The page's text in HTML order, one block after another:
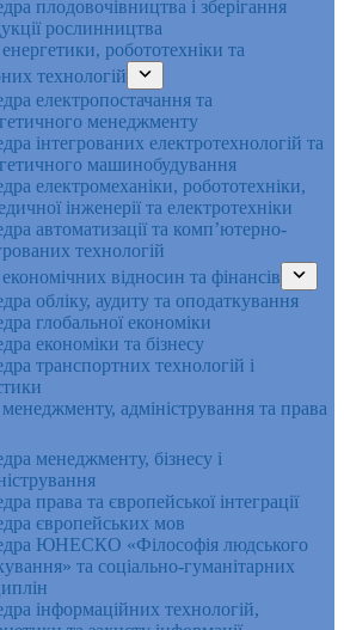
плодовочівництва і зберігання
рослинництва
робототехніки та
технологій
електропостачання та
менеджменту
інтегрованих електротехнологій та
машинобудування
електромеханіки, робототехніки,
інженерії та електротехніки
автоматизації та комп’ютерно-
технологій
відносин та фінансів
обліку, аудиту та оподаткування
глобальної економіки
економіки та бізнесу
транспортних технологій і
адміністрування та права
менеджменту, бізнесу і
права та європейської інтеграції
європейських мов
ЮНЕСКО «Філософія людського
та соціально-гуманітарних
інформаційних технологій,